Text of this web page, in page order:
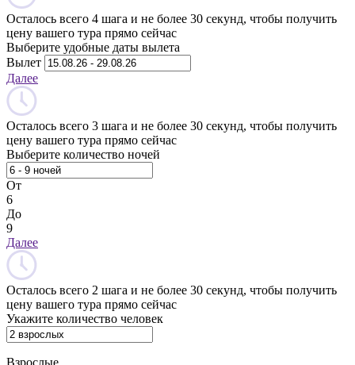
Осталось всего 4 шага и не более 30 секунд, чтобы получить
цену вашего тура прямо сейчас
Выберите удобные даты вылета
Вылет
Далее
Осталось всего 3 шага и не более 30 секунд, чтобы получить
цену вашего тура прямо сейчас
Выберите количество ночей
От
6
До
9
Далее
Осталось всего 2 шага и не более 30 секунд, чтобы получить
цену вашего тура прямо сейчас
Укажите количество человек
Взрослые